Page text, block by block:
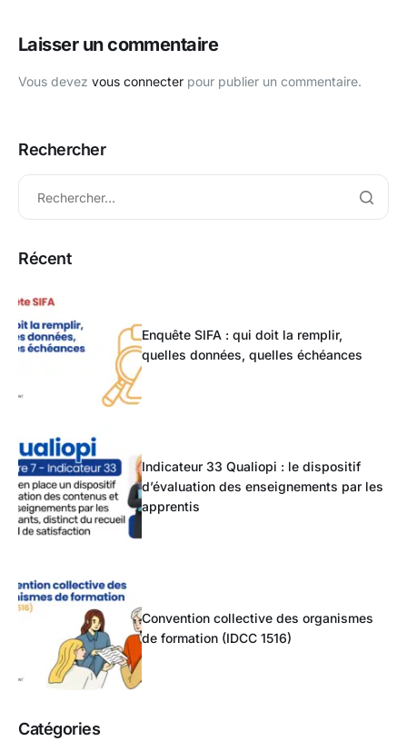
Laisser un commentaire
Vous devez vous connecter pour publier un commentaire.
Rechercher
Récent
Enquête SIFA : qui doit la remplir,
quelles données, quelles échéances
Indicateur 33 Qualiopi : le dispositif
d’évaluation des enseignements par les
apprentis
Convention collective des organismes
de formation (IDCC 1516)
Catégories